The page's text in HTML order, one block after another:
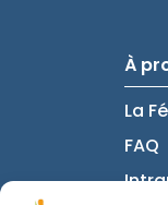
À
La
FAQ